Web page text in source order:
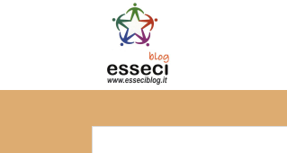
t